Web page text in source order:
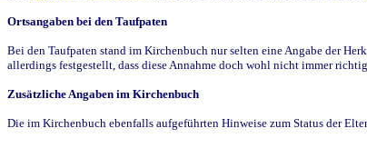
Ortsangaben bei den Taufpaten
Bei den Taufpaten stand im Kirchenbuch nur selten eine Angabe der
allerdings festgestellt, dass diese Annahme doch wohl nicht immer
Zusätzliche Angaben im Kirchenbuch
Die im Kirchenbuch ebenfalls aufgeführten Hinweise zum Status der